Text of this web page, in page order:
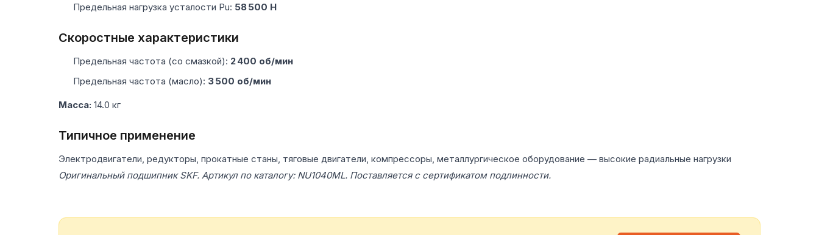
Предельная нагрузка усталости Pu: 58 500 Н
Скоростные характеристики
Предельная частота (со смазкой): 2 400 об/мин
Предельная частота (масло): 3 500 об/мин
Масса: 14.0 кг
Типичное применение
Электродвигатели, редукторы, прокатные станы, тяговые двигатели, компрессоры, металлургическое оборудование — высокие радиальные нагрузки
Оригинальный подшипник SKF. Артикул по каталогу: NU1040ML. Поставляется с сертификатом подлинности.